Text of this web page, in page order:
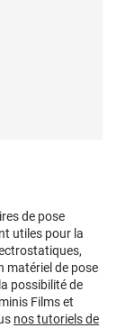
de pose
utiles pour la
matériel de pose
possibilité de
Films et
nos tutoriels de